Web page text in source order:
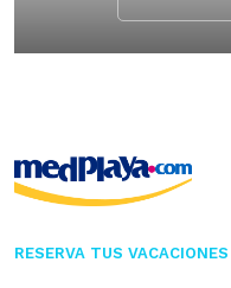
RESERVA TUS VACACIONES